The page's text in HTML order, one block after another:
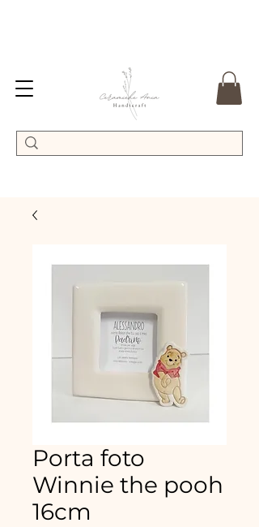
Porta foto
Winnie the pooh
16cm